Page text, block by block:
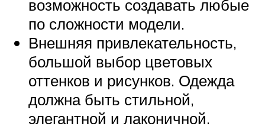
возможность создавать любые
по сложности модели.
Внешняя привлекательность,
большой выбор цветовых
оттенков и рисунков. Одежда
должна быть стильной,
элегантной и лаконичной.